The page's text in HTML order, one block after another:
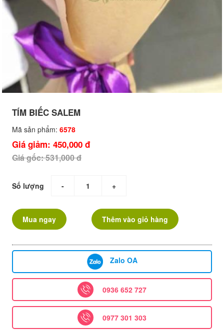
TÍM BIẾC SALEM
Mã sản phẩm: 6578
Giá giảm: 450,000 đ
Giá gốc: 531,000 đ
Số lượng - +
Mua ngay Thêm vào giỏ hàng
Zalo OA
0936 652 727
0977 301 303